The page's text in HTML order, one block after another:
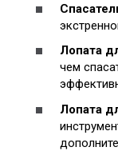
Лопата
чем
Лопата